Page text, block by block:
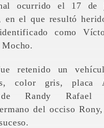
ocurrido el 17 de
en el que resultó
como
color gris, placa
Randy Rafael
del occiso